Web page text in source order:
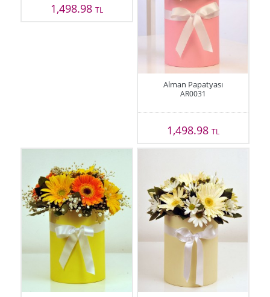
1,498.98TL
Alman Papatyası
AR0031
1,498.98 TL